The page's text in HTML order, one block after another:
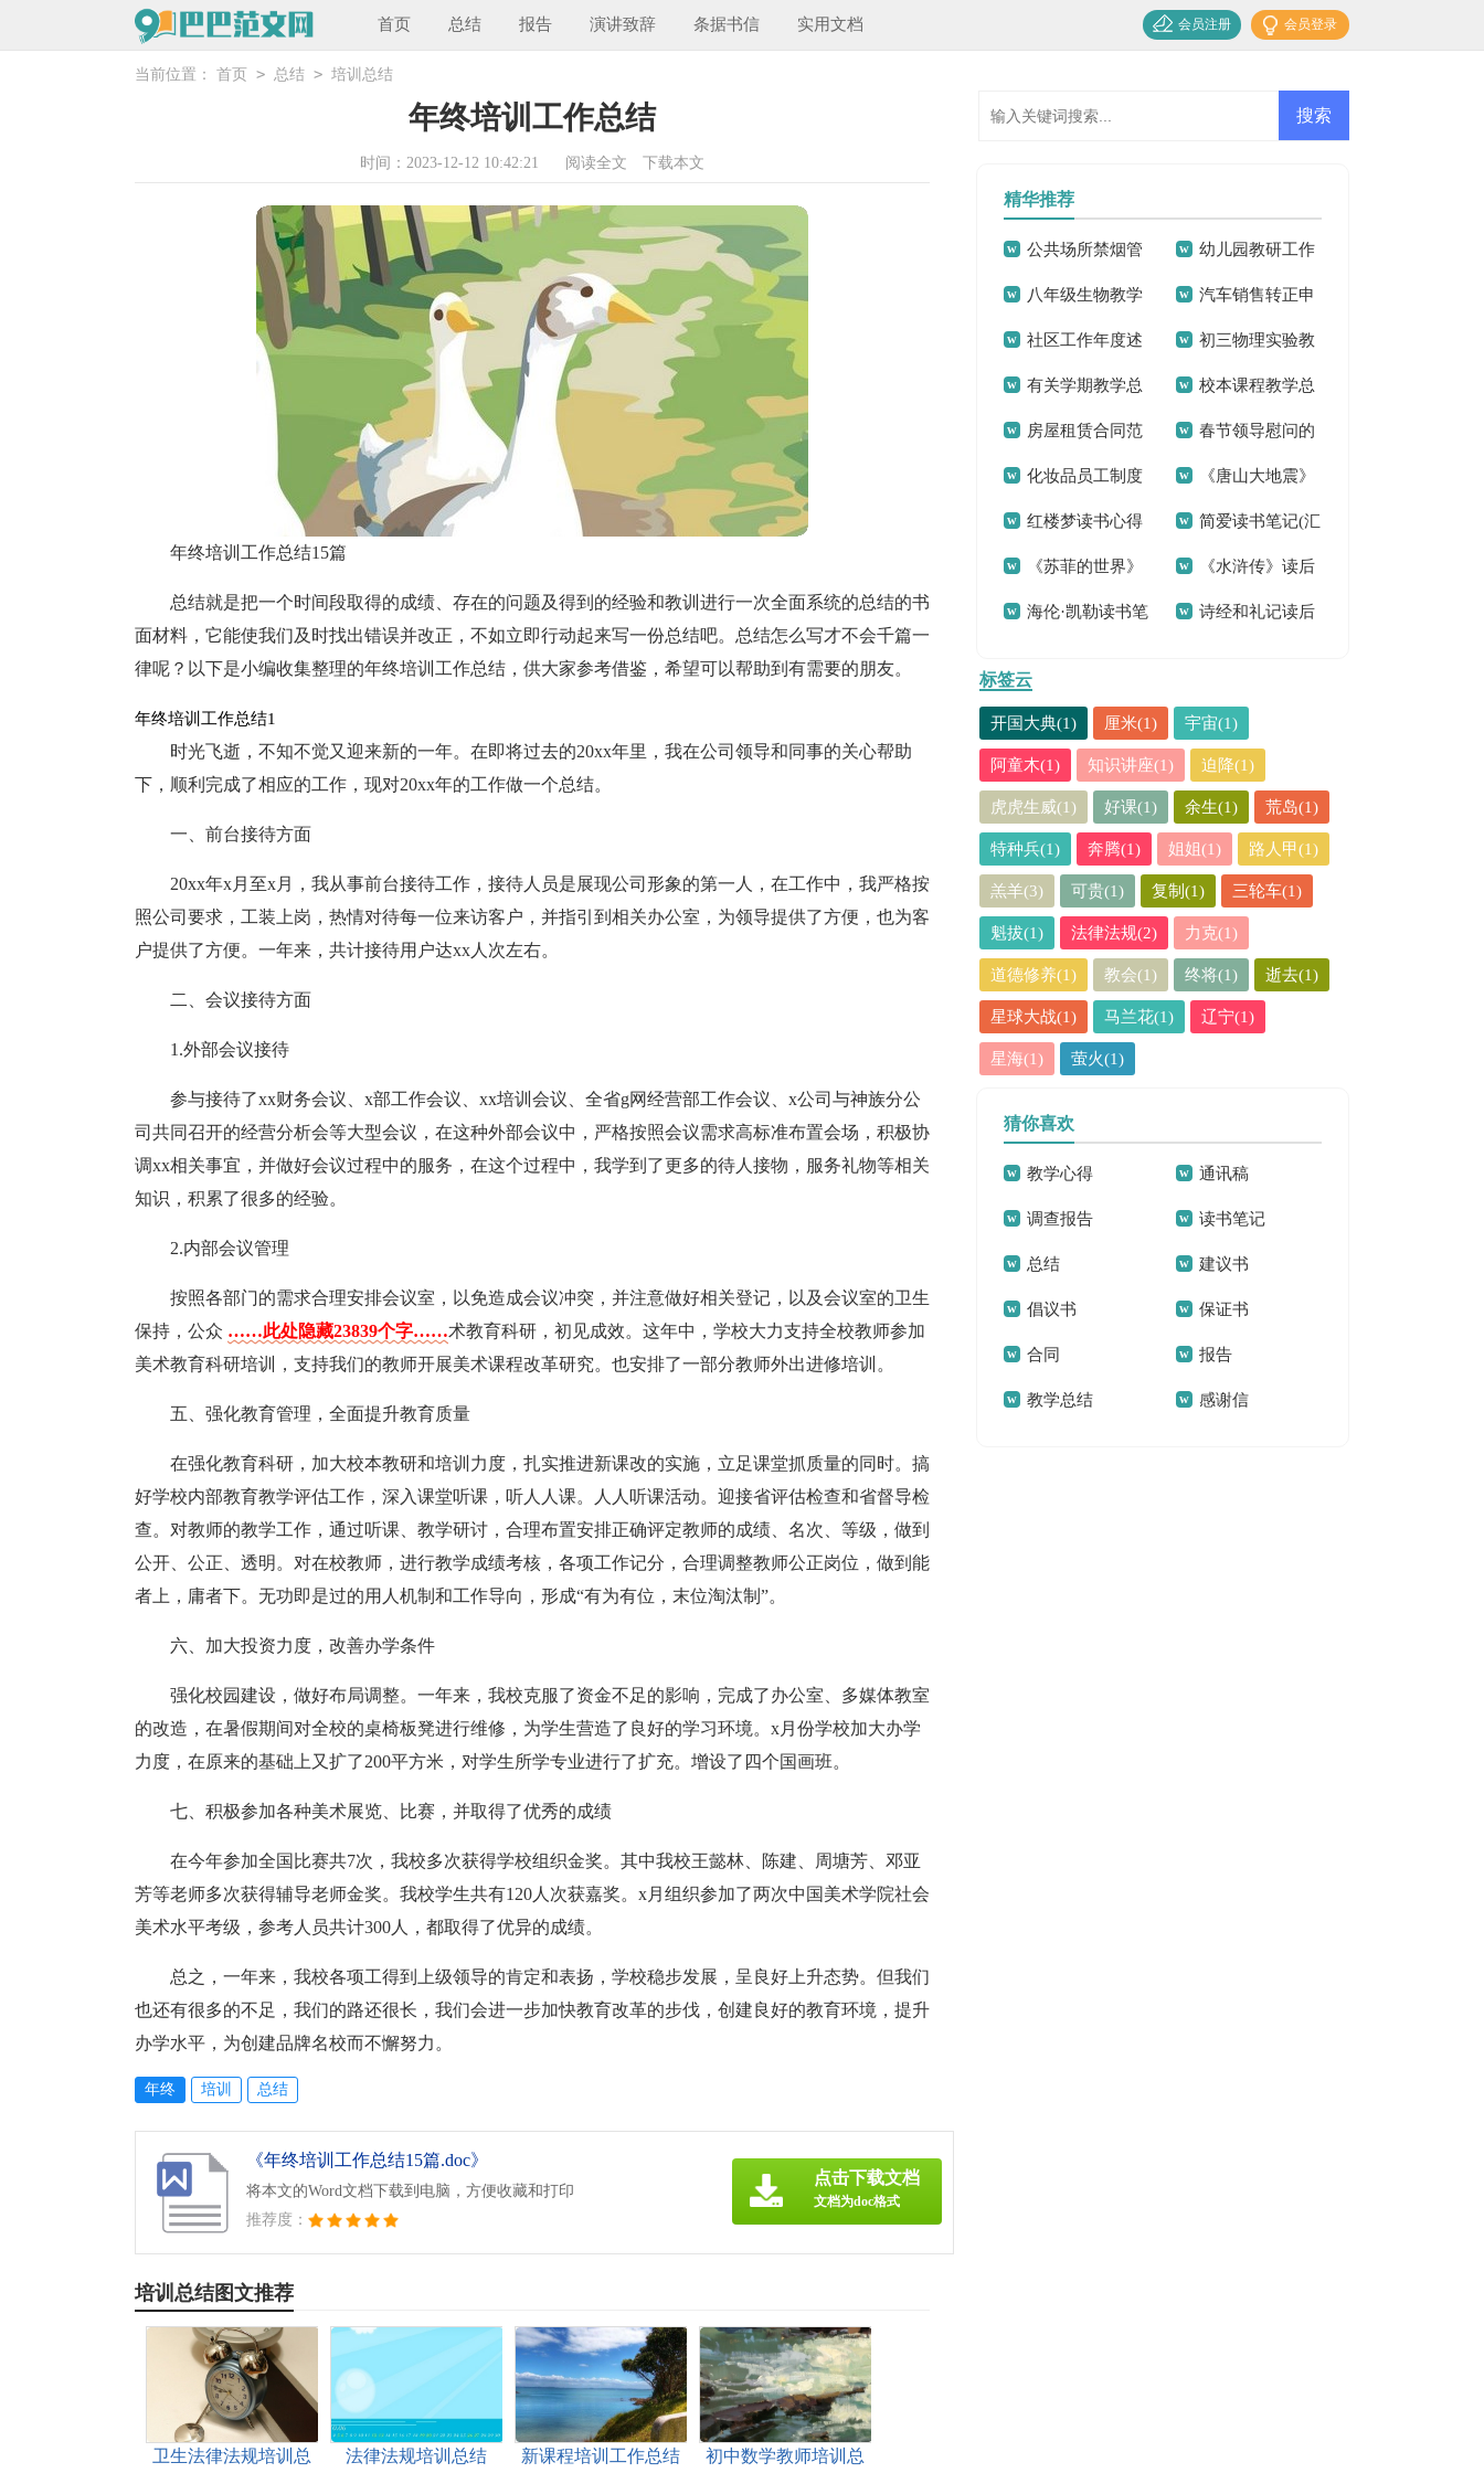
首页 总结 报告 演讲致辞 条据书信 实用文档 会员登录
会员注册
当前位置： 首页 > 总结 > 培训总结
年终培训工作总结
时间：2023-12-12 10:42:21 阅读全文 下载本文
年终培训工作总结15篇
总结就是把一个时间段取得的成绩、存在的问题及得到的经验和教训进行一次全面系统的总结的书
面材料，它能使我们及时找出错误并改正，不如立即行动起来写一份总结吧。总结怎么写才不会千篇一
律呢？以下是小编收集整理的年终培训工作总结，供大家参考借鉴，希望可以帮助到有需要的朋友。
年终培训工作总结1
时光飞逝，不知不觉又迎来新的一年。在即将过去的20xx年里，我在公司领导和同事的关心帮助
下，顺利完成了相应的工作，现对20xx年的工作做一个总结。
一、前台接待方面
20xx年x月至x月，我从事前台接待工作，接待人员是展现公司形象的第一人，在工作中，我严格按
照公司要求，工装上岗，热情对待每一位来访客户，并指引到相关办公室，为领导提供了方便，也为客
户提供了方便。一年来，共计接待用户达xx人次左右。
二、会议接待方面
1.外部会议接待
参与接待了xx财务会议、x部工作会议、xx培训会议、全省g网经营部工作会议、x公司与神族分公
司共同召开的经营分析会等大型会议，在这种外部会议中，严格按照会议需求高标准布置会场，积极协
调xx相关事宜，并做好会议过程中的服务，在这个过程中，我学到了更多的待人接物，服务礼物等相关
知识，积累了很多的经验。
2.内部会议管理
按照各部门的需求合理安排会议室，以免造成会议冲突，并注意做好相关登记，以及会议室的卫生
保持，公众 ……此处隐藏23839个字……术教育科研，初见成效。这年中，学校大力支持全校教师参加
美术教育科研培训，支持我们的教师开展美术课程改革研究。也安排了一部分教师外出进修培训。
五、强化教育管理，全面提升教育质量
在强化教育科研，加大校本教研和培训力度，扎实推进新课改的实施，立足课堂抓质量的同时。搞
好学校内部教育教学评估工作，深入课堂听课，听人人课。人人听课活动。迎接省评估检查和省督导检
查。对教师的教学工作，通过听课、教学研讨，合理布置安排正确评定教师的成绩、名次、等级，做到
公开、公正、透明。对在校教师，进行教学成绩考核，各项工作记分，合理调整教师公正岗位，做到能
者上，庸者下。无功即是过的用人机制和工作导向，形成“有为有位，末位淘汰制”。
六、加大投资力度，改善办学条件
强化校园建设，做好布局调整。一年来，我校克服了资金不足的影响，完成了办公室、多媒体教室
的改造，在暑假期间对全校的桌椅板凳进行维修，为学生营造了良好的学习环境。x月份学校加大办学
力度，在原来的基础上又扩了200平方米，对学生所学专业进行了扩充。增设了四个国画班。
七、积极参加各种美术展览、比赛，并取得了优秀的成绩
在今年参加全国比赛共7次，我校多次获得学校组织金奖。其中我校王懿林、陈建、周塘芳、邓亚
芳等老师多次获得辅导老师金奖。我校学生共有120人次获嘉奖。x月组织参加了两次中国美术学院社会
美术水平考级，参考人员共计300人，都取得了优异的成绩。
总之，一年来，我校各项工得到上级领导的肯定和表扬，学校稳步发展，呈良好上升态势。但我们
也还有很多的不足，我们的路还很长，我们会进一步加快教育改革的步伐，创建良好的教育环境，提升
办学水平，为创建品牌名校而不懈努力。
年终 培训 总结
《年终培训工作总结15篇.doc》
将本文的Word文档下载到电脑，方便收藏和打印
推荐度：
点击下载文档
文档为doc格式
培训总结图文推荐
卫生法律法规培训总 法律法规培训总结 新课程培训工作总结 初中数学教师培训总
精华推荐
公共场所禁烟管
理制度
幼儿园教研工作
总结15篇
八年级生物教学
计划精选15篇
汽车销售转正申
请书13篇
社区工作年度述
职报告
初三物理实验教
学总结
有关学期教学总
结
校本课程教学总
结
房屋租赁合同范
本(15篇)
春节领导慰问的
通讯稿
化妆品员工制度
(7篇)
《唐山大地震》
观后感合集15篇
红楼梦读书心得
通用15篇
简爱读书笔记(汇
编15篇)
《苏菲的世界》
读书心得
《水浒传》读后
感精选15篇
海伦·凯勒读书笔 诗经和礼记读后
标签云
开国大典(1) 厘米(1) 宇宙(1)
阿童木(1) 知识讲座(1) 迫降(1)
虎虎生威(1) 好课(1) 余生(1) 荒岛(1)
特种兵(1) 奔腾(1) 姐姐(1) 路人甲(1)
羔羊(3) 可贵(1) 复制(1) 三轮车(1)
魁拔(1) 法律法规(2) 力克(1)
道德修养(1) 教会(1) 终将(1) 逝去(1)
星球大战(1) 马兰花(1) 辽宁(1)
星海(1) 萤火(1)
猜你喜欢
教学心得 通讯稿
调查报告 读书笔记
总结 建议书
倡议书 保证书
合同 报告
教学总结 感谢信